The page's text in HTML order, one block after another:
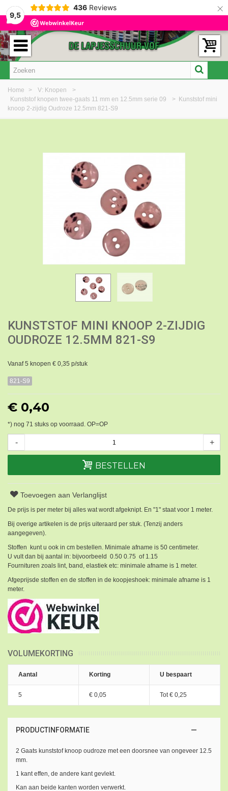
9,5
436 Reviews ×
Home > V: Knopen
>
Kunststof knopen twee-gaats 11 mm en 12.5mm serie 09
> Kunststof mini
knoop 2-zijdig Oudroze 12.5mm 821-S9
KUNSTSTOF MINI KNOOP 2-ZIJDIG
OUDROZE 12.5MM 821-S9
Vanaf 5 knopen € 0,35 p/stuk
821-S9
€ 0,40
*) nog 71 stuks op voorraad. OP=OP
- +
BESTELLEN
Toevoegen aan Verlanglijst
De prijs is per meter bij alles wat wordt afgeknipt. En "1" staat voor 1 meter.
Bij overige artikelen is de prijs uiteraard per stuk. (Tenzij anders
aangegeven).
Stoffen kunt u ook in cm bestellen. Minimale afname is 50 centimeter.
U vult dan bij aantal in: bijvoorbeeld 0.50 0.75 of 1.15
Fournituren zoals lint, band, elastiek etc: minimale afname is 1 meter.
Afgeprijsde stoffen en de stoffen in de koopjeshoek: minimale afname is 1
meter.
VOLUMEKORTING
Aantal Korting U bespaart
5 € 0,05 Tot€ 0,25
PRODUCTINFORMATIE
2 Gaats kunststof knoop oudroze met een doorsnee van ongeveer 12.5
mm.
1 kant effen, de andere kant gevlekt.
Kan aan beide kanten worden verwerkt.